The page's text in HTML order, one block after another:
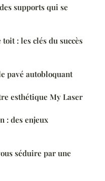
supports qui se
: les clés du succès
pavé autobloquant
esthétique My Laser
: des enjeux
séduire par une